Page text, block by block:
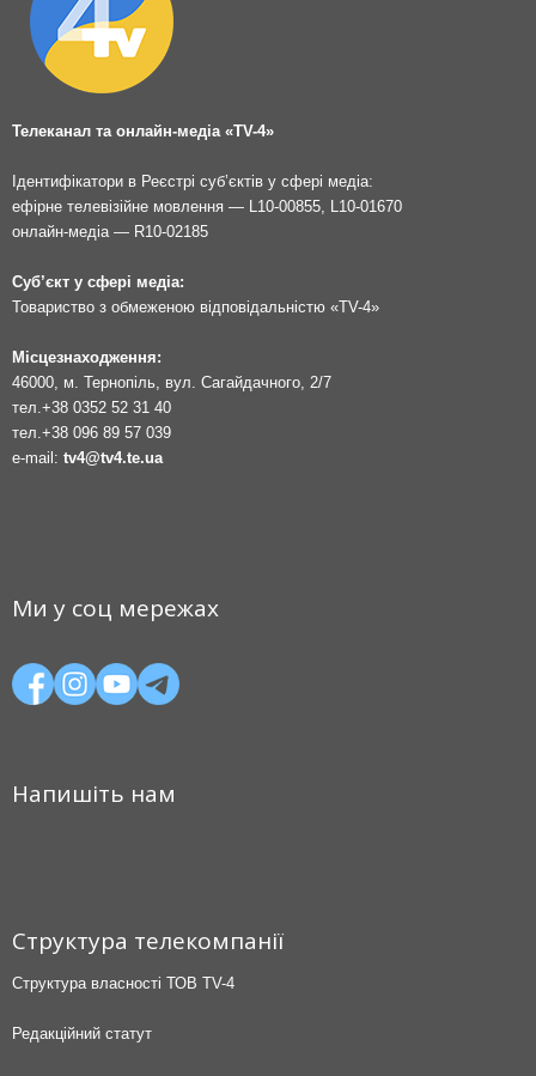
Телеканал та онлайн-медіа «TV-4»
Ідентифікатори в Реєстрі суб’єктів у сфері медіа:
ефірне телевізійне мовлення — L10-00855, L10-01670
онлайн-медіа — R10-02185
Суб’єкт у сфері медіа:
Товариство з обмеженою відповідальністю «TV-4»
Місцезнаходження:
46000, м. Тернопіль, вул. Сагайдачного, 2/7
тел.+38 0352 52 31 40
тел.+38 096 89 57 039
e-mail: tv4@tv4.te.ua
Ми у соц мережах
Напишіть нам
Структура телекомпанії
Структура власності ТОВ TV-4
Редакційний статут